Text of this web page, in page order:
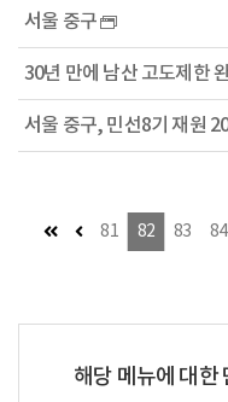
서울 중구
30년 만에 남산 고도제한
서울 중구, 민선8기 재원
첫 페이지
이전 페이지
81 82 83 84
해당 메뉴에 대한